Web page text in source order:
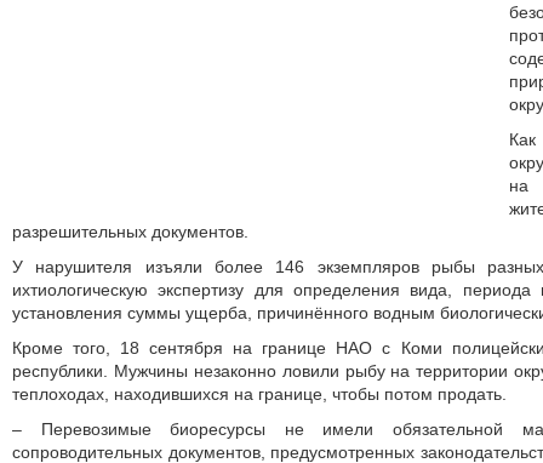
на
разрешительных документов.
У нарушителя изъяли более 146 экземпляров рыбы
ихтиологическую экспертизу для определения вида,
установления суммы ущерба, причинённого водным
Кроме того, 18 сентября на границе НАО с Коми
республики. Мужчины незаконно ловили рыбу на территории
теплоходах, находившихся на границе, чтобы потом продать.
– Перевозимые биоресурсы не имели обязательной
сопроводительных документов, предусмотренных